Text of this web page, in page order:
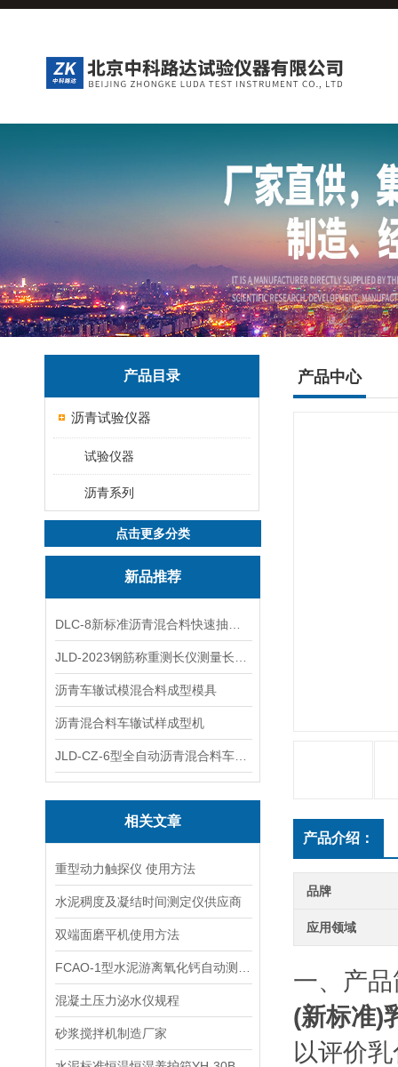
产品目录
沥青试验仪器
试验仪器
沥青系列
点击更多分类
新品推荐
沥青车辙试模混合料成型模具
沥青混合料车辙试样成型机
相关文章
重型动力触探仪 使用方法
水泥稠度及凝结时间测定仪供应商
双端面磨平机使用方法
混凝土压力泌水仪规程
砂浆搅拌机制造厂家
产品中心
产品介绍：
品牌
应用领域
一、产
(新标准)
以评价